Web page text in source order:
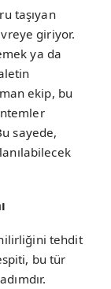
taşıyan
giriyor.
ya da
ekip, bu
sayede,
tehdit
bu tür